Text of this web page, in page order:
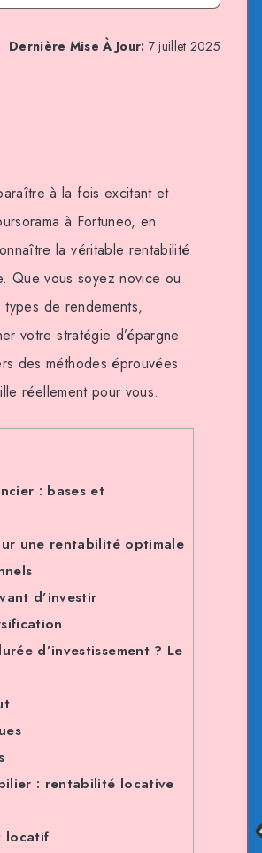
Dernière Mise À Jour: 7 juillet 2025
à la fois excitant et
à Fortuneo, en
la véritable rentabilité
Que vous soyez novice ou
de rendements,
votre stratégie d’épargne
des méthodes éprouvées
réellement pour vous.
: bases et
une rentabilité optimale
d’investir
d’investissement ? Le
: rentabilité locative
locatif